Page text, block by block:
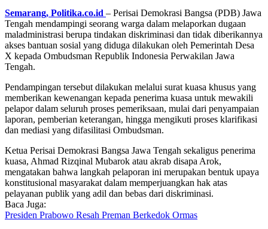
Semarang, Politika.co.id – Perisai Demokrasi Bangsa (PDB) Jawa
Tengah mendampingi seorang warga dalam melaporkan dugaan
maladministrasi berupa tindakan diskriminasi dan tidak diberikannya
akses bantuan sosial yang diduga dilakukan oleh Pemerintah Desa
X kepada Ombudsman Republik Indonesia Perwakilan Jawa
Tengah.
‎Pendampingan tersebut dilakukan melalui surat kuasa khusus yang
memberikan kewenangan kepada penerima kuasa untuk mewakili
pelapor dalam seluruh proses pemeriksaan, mulai dari penyampaian
laporan, pemberian keterangan, hingga mengikuti proses klarifikasi
dan mediasi yang difasilitasi Ombudsman.
‎Ketua Perisai Demokrasi Bangsa Jawa Tengah sekaligus penerima
kuasa, Ahmad Rizqinal Mubarok atau akrab disapa Arok,
mengatakan bahwa langkah pelaporan ini merupakan bentuk upaya
konstitusional masyarakat dalam memperjuangkan hak atas
pelayanan publik yang adil dan bebas dari diskriminasi.
Baca Juga:
Presiden Prabowo Resah Preman Berkedok Ormas